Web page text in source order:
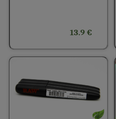
13.9 €